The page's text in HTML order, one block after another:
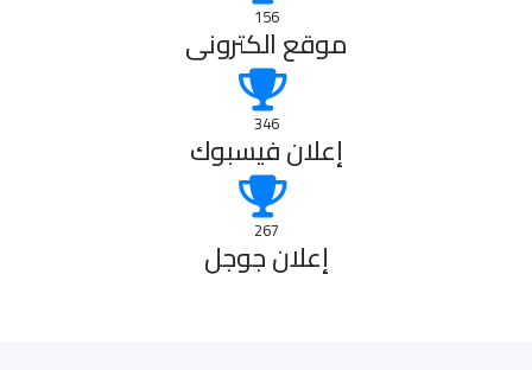
156
موقع الكترونى
346
إعلان فيسبوك
267
إعلان جوجل